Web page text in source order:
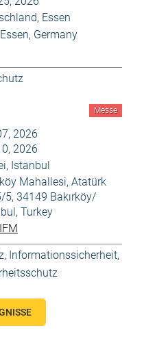
Essen
Germany
Messe
2026
2026
Istanbul
Mahallesi, Atatürk
5, 34149 Bakırköy/
Turkey
, Informationssicherheit,